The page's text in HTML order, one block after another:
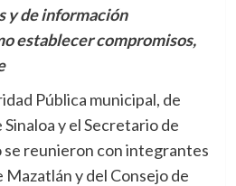
y de información
establecer compromisos,
Pública municipal, de
y el Secretario de
se reunieron con integrantes
y del Consejo de